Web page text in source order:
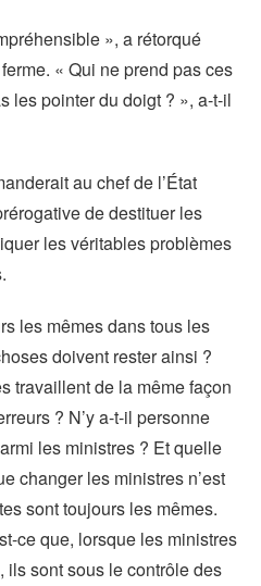
», a rétorqué
« Qui ne prend pas ces
les pointer du doigt ? », a-t-il
au chef de l’État
de destituer les
les véritables problèmes
les mêmes dans tous les
doivent rester ainsi ?
travaillent de la même façon
? N’y a-t-il personne
les ministres ? Et quelle
changer les ministres n’est
sont toujours les mêmes.
ce que, lorsque les ministres
ils sont sous le contrôle des